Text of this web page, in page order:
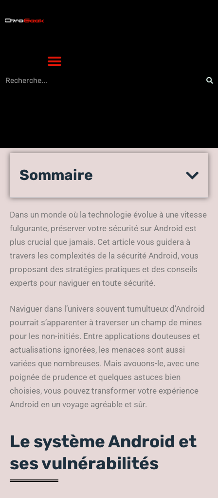
Android et vous : déjouez les
sécurité renforcée
Sommaire
Dans un monde où la technologie évolue à une vitesse
fulgurante, préserver votre sécurité sur Android est
plus crucial que jamais. Cet article vous guidera à
travers les complexités de la sécurité Android, vous
proposant des stratégies pratiques et des conseils
experts pour naviguer en toute sécurité.
Naviguer dans l’univers souvent tumultueux d’Android
pourrait s’apparenter à traverser un champ de mines
pour les non-initiés. Entre applications douteuses et
actualisations ignorées, les menaces sont aussi
variées que nombreuses. Mais avouons-le, avec une
poignée de prudence et quelques astuces bien
choisies, vous pouvez transformer votre expérience
Android en un voyage agréable et sûr.
Le système Android et
ses vulnérabilités